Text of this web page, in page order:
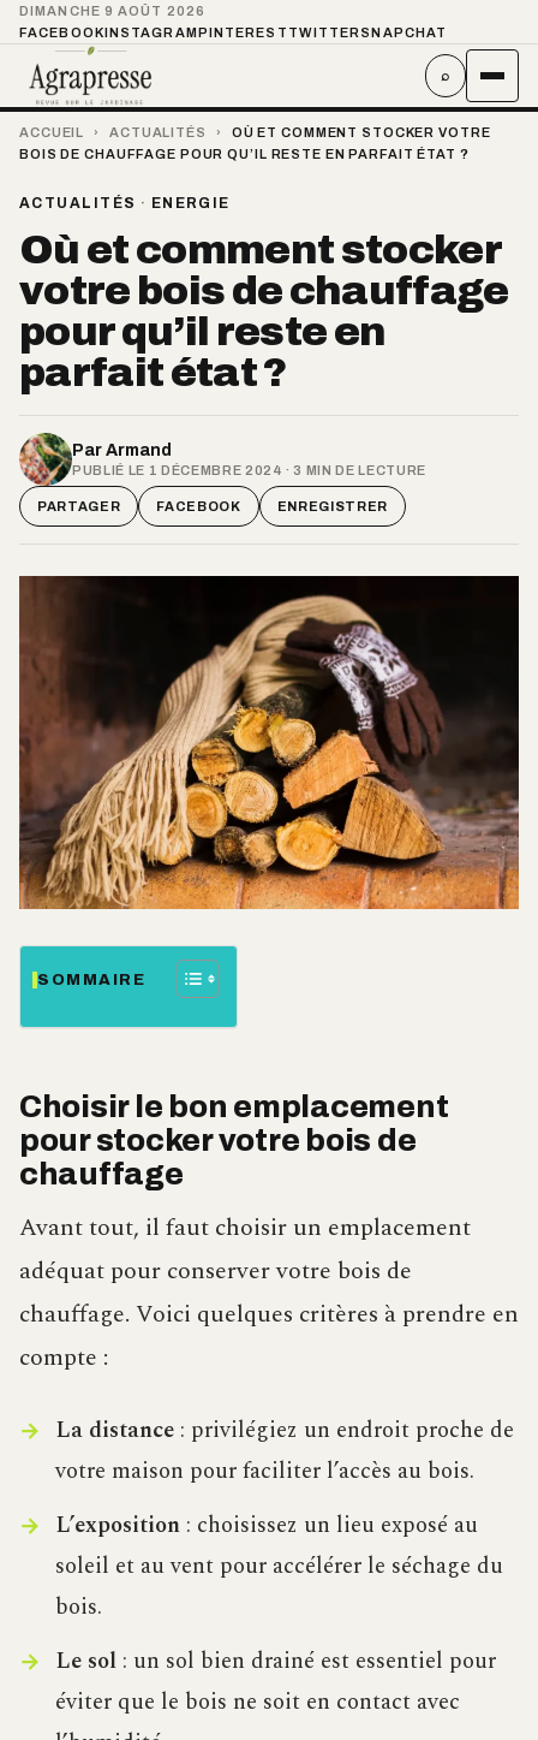
DIMANCHE 9 AOÛT 2026
FACEBOOKINSTAGRAMPINTEREST TWITTER SNAPCHAT
⌕
ACCUEIL › ACTUALITÉS ›
OÙ ET COMMENT STOCKER VOTRE
BOIS DE CHAUFFAGE POUR QU’IL RESTE EN PARFAIT ÉTAT ?
ACTUALITÉS · ENERGIE
Où et comment stocker
votre bois de chauffage
pour qu’il reste en
parfait état ?
Par Armand
PUBLIÉ LE 1 DÉCEMBRE 2024 · 3 MIN DE LECTURE
PARTAGER FACEBOOK ENREGISTRER
SOMMAIRE
Choisir le bon emplacement
pour stocker votre bois de
chauffage
Avant tout, il faut choisir un emplacement
adéquat pour conserver votre bois de
chauffage. Voici quelques critères à prendre en
compte :
La distance: privilégiez un endroit proche de
votre maison pour faciliter l’accès au bois.
L’exposition: choisissez un lieu exposé au
soleil et au vent pour accélérer le séchage du
bois.
Le sol: un sol bien drainé est essentiel pour
éviter que le bois ne soit en contact avec